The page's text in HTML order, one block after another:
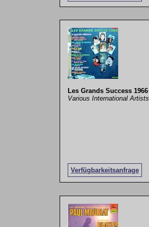
Les Grands Success 1966
Various International Artists
Verfügbarkeitsanfrage